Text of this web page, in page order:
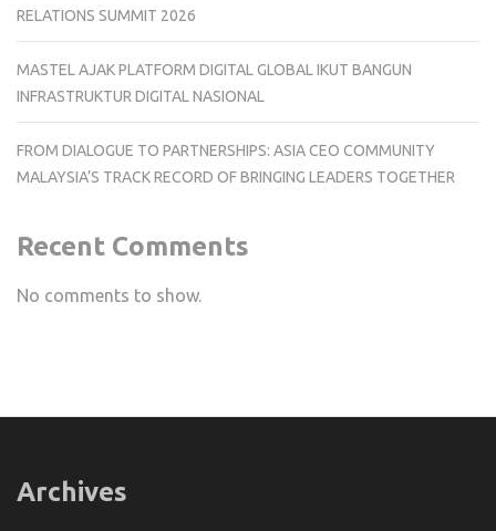
RELATIONS SUMMIT 2026
MASTEL AJAK PLATFORM DIGITAL GLOBAL IKUT BANGUN
INFRASTRUKTUR DIGITAL NASIONAL
FROM DIALOGUE TO PARTNERSHIPS: ASIA CEO COMMUNITY
MALAYSIA’S TRACK RECORD OF BRINGING LEADERS TOGETHER
Recent Comments
No comments to show.
Archives